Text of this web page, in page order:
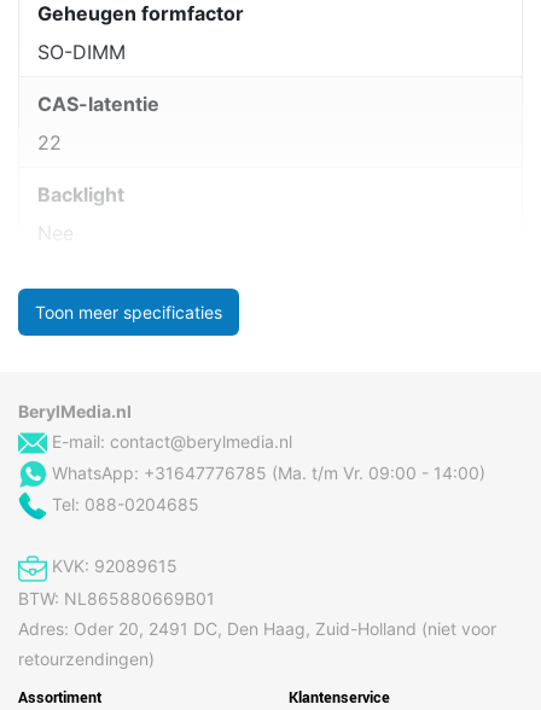
Geheugen formfactor
SO-DIMM
CAS-latentie
22
Backlight
Nee
Toon meer specificaties
BerylMedia.nl
E-mail: contact@berylmedia.nl
WhatsApp: +31647776785 (Ma. t/m Vr. 09:00 - 14:00)
Tel: 088-0204685
KVK: 92089615
BTW: NL865880669B01
Adres: Oder 20, 2491 DC, Den Haag, Zuid-Holland (niet voor
retourzendingen)
Assortiment Klantenservice